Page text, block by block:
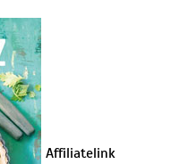
Affiliatelink